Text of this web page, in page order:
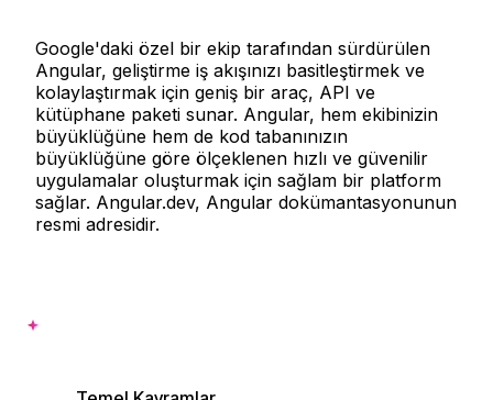
Google'daki özel bir ekip tarafından sürdürülen
Angular, geliştirme iş akışınızı basitleştirmek ve
kolaylaştırmak için geniş bir araç, API ve
kütüphane paketi sunar. Angular, hem ekibinizin
büyüklüğüne hem de kod tabanınızın
büyüklüğüne göre ölçeklenen hızlı ve güvenilir
uygulamalar oluşturmak için sağlam bir platform
sağlar. Angular.dev, Angular dokümantasyonunun
resmi adresidir.